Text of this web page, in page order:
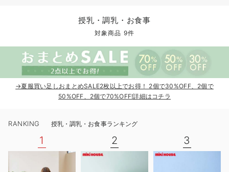
ツーウェイオール・2WAYオール（新生児）
ベビー ブルマ
ベビー スカート
ベビー セットアップ
スタイ・よだれかけ（新生児・ベビー）
ベビー 雑貨 小物
ベビー安全グッズ
授乳・調乳・お食事
ベビーの動物なりきり特集
ベビー 夏のお役立ちグッズ特集
【素材別】ベビーロンパース特集
【アウトレット】パジャマ
【アウトレット】インナー
【アウトレット】ベビー
コットン素材
冷房対策
スカート
インナー
ベビー
MAX55%OFF ブラックフ
オフィス
きれいめ美脚パンツ派
王道シンプル派
短肌着
快適ウェア10%OFF
ジャンパースカート/
カジュアル
あったかアイテム｜
10,001円（税込）〜
男の子におススメの
もらって嬉しいギフト
かわいくておもしろ
保温&リカバリー
カップ付きインナー
裏起毛素材
【冬のあったか特集
授乳・調乳・お食事
対象商品 9件
→夏服買い足しおまとめSALE2枚以上でお得！ 2個で30%OFF、2個で
50%OFF、2個で70%OFF!詳細はコチラ
RANKING 授乳・調乳・お食事ランキング
1 2 3